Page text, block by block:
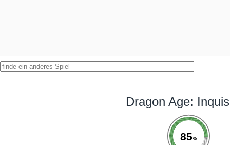
Dragon Age:
85%